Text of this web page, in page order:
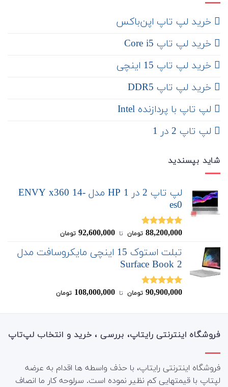
‌ خرید لپ تاپ اپن‌باکس
خرید لپ تاپ Core i5
‌‌ خرید لپ تاپ 15 اینچی
خرید لپ تاپ DDR5
لپ تاپ با پردازنده Intel
لپ تاپ 2 در 1
شاید بپسندید
لپ تاپ 2 در 1 HP مدل ENVY x360 14-
es0
نمره5.00
88,200,000 تومان ‌ تا ‌ 92,600,000 تومان
تبلت استوک 15 اینچی مایکروسافت مدل
Surface Book 2
نمره4.75
90,900,000 تومان ‌ تا ‌ 108,000,000 تومان
فروشگاه اینترنتی رایتاپ، بررسی ، خرید و انتخاب لپ‌تاپ
فروشگاه اینترنتی رایتاپ، با حذف واسطه ها اقدام به عرضه
لپتاپ با قیمتهایی کم نظیر نموده است. سرلوحه کار ما انصاف